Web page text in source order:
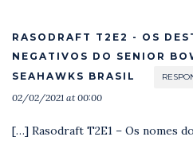
RASODRAFT T2E2 - OS
NEGATIVOS DO SENIOR
SEAHAWKS BRASIL
02/02/2021 at 00:00
[…] Rasodraft T2E1 – Os nomes